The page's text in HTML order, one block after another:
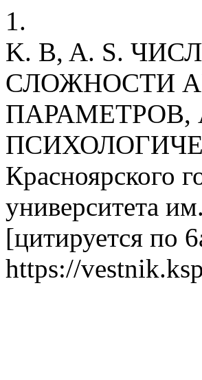
1.
K. B, A. S.
СЛОЖНОСТИ
Красноярского
университета
[цитируется по
https://